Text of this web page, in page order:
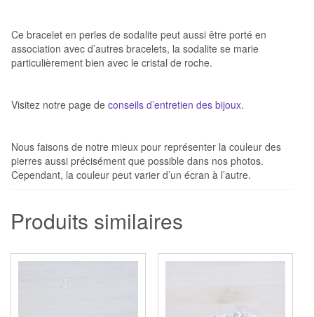
Ce bracelet en perles de sodalite peut aussi être porté en
association avec d’autres bracelets, la sodalite se marie
particulièrement bien avec le cristal de roche.
Visitez notre page de conseils d’entretien des bijoux.
Nous faisons de notre mieux pour représenter la couleur des
pierres aussi précisément que possible dans nos photos.
Cependant, la couleur peut varier d’un écran à l’autre.
Produits similaires